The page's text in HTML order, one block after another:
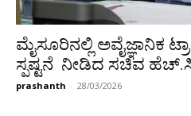
ಮೈಸೂರಿನಲ್ಲಿ ಅವೈಜ್ಞಾನಿಕ
ಸ್ಪಷ್ಟನೆ ನೀಡಿದ ಸಚಿವ
prashanth - 28/03/2026